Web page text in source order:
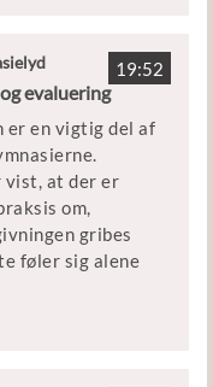
Bundgaard,
på Århus TECH,
sig i debatten
etnisk herkomst,
professor
fra Århus
19:52
evaluering
er en vigtig del af
vist, at der er
om,
gribes
føler sig alene
er karakterer